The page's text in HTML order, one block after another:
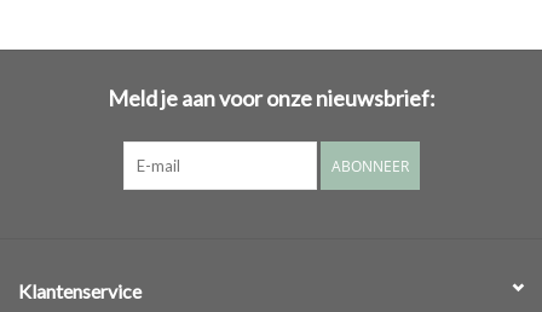
Meld je aan voor onze nieuwsbrief:
ABONNEER
Klantenservice